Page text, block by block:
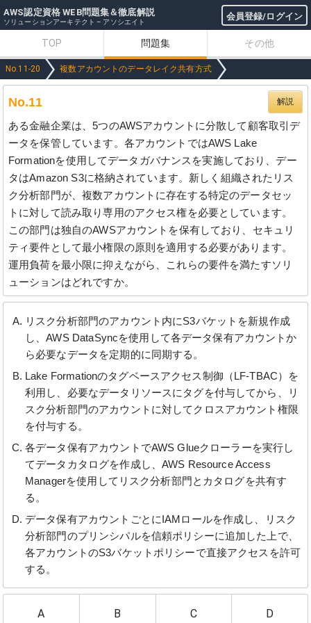
AWS認定資格 WEB問題集＆徹底解説 会員登録/ログイン
ソリューションアーキテクト – アソシエイト
TOP 問題集 その他
No.11-20 複数アカウントのデータレイク共有方式
No.11 解説
ある金融企業は、5つのAWSアカウントに分散して顧客取引デ
ータを保管しています。各アカウントではAWS Lake
Formationを使用してデータガバナンスを実施しており、デー
タはAmazon S3に格納されています。新しく組織されたリス
ク分析部門が、複数アカウントに存在する特定のデータセッ
トに対して読み取り専用のアクセス権を必要としています。
この部門は独自のAWSアカウントを保有しており、セキュリ
ティ要件として最小権限の原則を適用する必要があります。
運用負荷を最小限に抑えながら、これらの要件を満たすソリ
ューションはどれですか。
リスク分析部門のアカウント内にS3バケットを新規作成
し、AWS DataSyncを使用して各データ保有アカウントか
ら必要なデータを定期的に同期する。
Lake Formationのタグベースアクセス制御（LF-TBAC）を
利用し、必要なデータリソースにタグを付与してから、リ
スク分析部門のアカウントに対してクロスアカウント権限
を付与する。
各データ保有アカウントでAWS Glueクローラーを実行し
てデータカタログを作成し、AWS Resource Access
Managerを使用してリスク分析部門とカタログを共有す
る。
データ保有アカウントごとにIAMロールを作成し、リスク
分析部門のプリンシパルを信頼ポリシーに追加した上で、
各アカウントのS3バケットポリシーで直接アクセスを許可
する。
A B C D